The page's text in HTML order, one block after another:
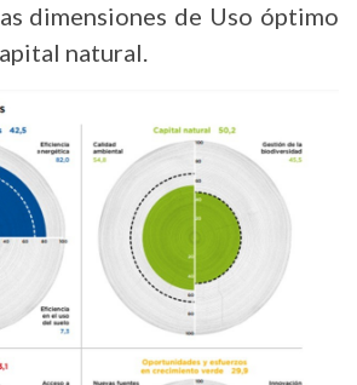
dimensiones de Uso óptimo
natural.